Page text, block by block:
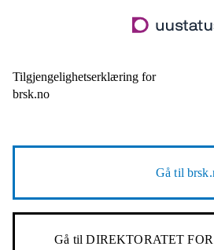
til
Tilgjengelighetserklæring for
brsk.no
Gå til
Gå tilDIREKTORATET FOR